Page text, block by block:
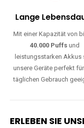
Lange
Mit einer Kapazität von
40.000 Puffs und
leistungsstarken Akkus
unsere Geräte perfekt
täglichen Gebrauch
ERLEBEN SIE